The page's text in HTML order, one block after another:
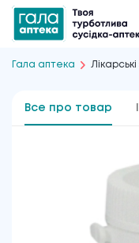
Гала аптека
Все про товар